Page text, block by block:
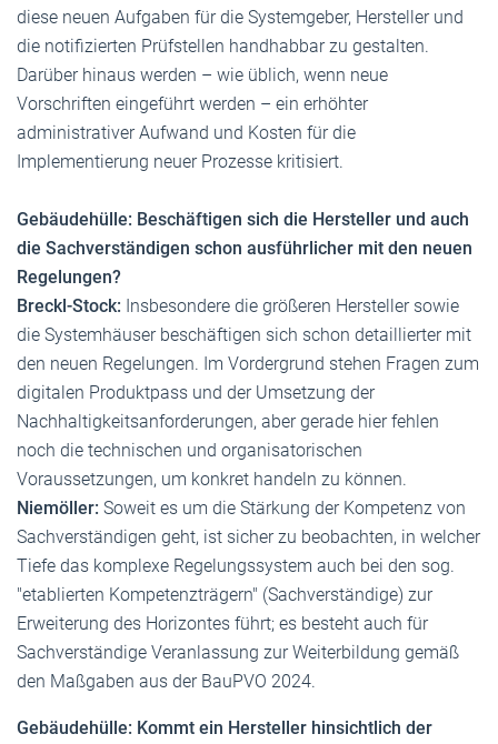
diese neuen Aufgaben für die Systemgeber, Hersteller und
die notifizierten Prüfstellen handhabbar zu gestalten.
Darüber hinaus werden – wie üblich, wenn neue
Vorschriften eingeführt werden – ein erhöhter
administrativer Aufwand und Kosten für die
Implementierung neuer Prozesse kritisiert.
Gebäudehülle: Beschäftigen sich die Hersteller und auch
die Sachverständigen schon ausführlicher mit den neuen
Regelungen?
Breckl-Stock: Insbesondere die größeren Hersteller sowie
die Systemhäuser beschäftigen sich schon detaillierter mit
den neuen Regelungen. Im Vordergrund stehen Fragen zum
digitalen Produktpass und der Umsetzung der
Nachhaltigkeitsanforderungen, aber gerade hier fehlen
noch die technischen und organisatorischen
Voraussetzungen, um konkret handeln zu können.
Niemöller: Soweit es um die Stärkung der Kompetenz von
Sachverständigen geht, ist sicher zu beobachten, in welcher
Tiefe das komplexe Regelungssystem auch bei den sog.
"etablierten Kompetenzträgern" (Sachverständige) zur
Erweiterung des Horizontes führt; es besteht auch für
Sachverständige Veranlassung zur Weiterbildung gemäß
den Maßgaben aus der BauPVO 2024.
Gebäudehülle: Kommt ein Hersteller hinsichtlich der